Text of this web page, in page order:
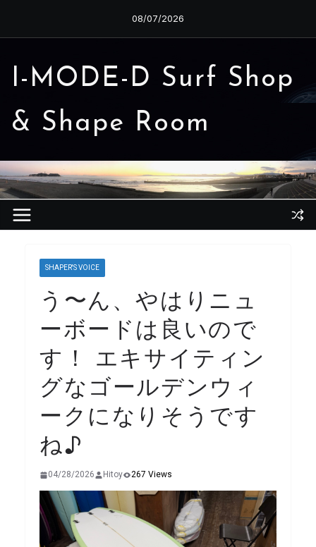
ッ
プ
08/07/2026
I-MODE-D Surf Shop
& Shape Room
SHAPER'S VOICE
う〜ん、やはりニュ
ーボードは良いので
す！ エキサイティン
グなゴールデンウィ
ークになりそうです
ね♪
04/28/2026 Hitoy 267 Views